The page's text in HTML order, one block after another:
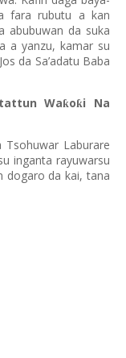
fara rubutu a kan
abubuwan da suka
a yanzu, kamar su
da Sa’adatu Baba
Waƙoƙi Na
Tsohuwar Laburare
inganta rayuwarsu
dogaro da kai, tana